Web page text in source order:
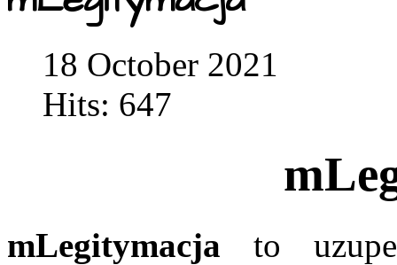
18 October 2021
Hits: 647
mLegitymacja to